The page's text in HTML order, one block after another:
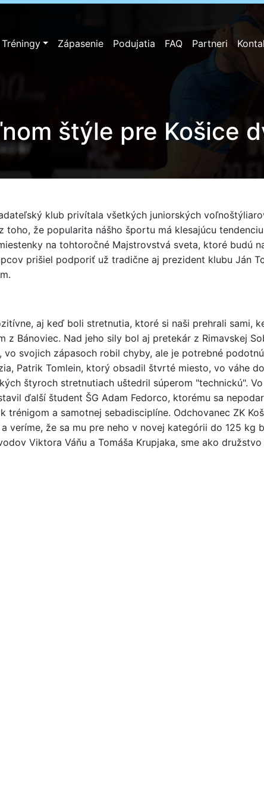
Tréningy Zápasenie Podujatia FAQ Partneri
štýle pre Košice
klub privítala všetkých juniorských
že popularita nášho športu má klesajúcu
na tohtoročné Majstrovstvá sveta, ktoré budú
prišiel podporiť už tradične aj prezident klubu Ján
aj keď boli stretnutia, ktoré si naši prehrali sami,
z Bánoviec. Nad jeho sily bol aj pretekár z Rimavskej
svojich zápasoch robil chyby, ale je potrebné
Patrik Tomlein, ktorý obsadil štvrté miesto, vo váhe
štyroch stretnutiach uštedril súperom "technickú".
ďalší študent ŠG Adam Fedorco, ktorému sa
a samotnej sebadisciplíne. Odchovanec ZK
veríme, že sa mu pre neho v novej kategórii do 125 kg
Viktora Váňu a Tomáša Krupjaka, sme ako